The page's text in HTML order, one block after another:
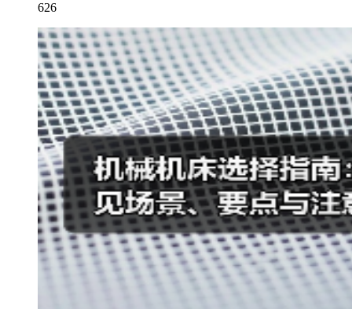
626